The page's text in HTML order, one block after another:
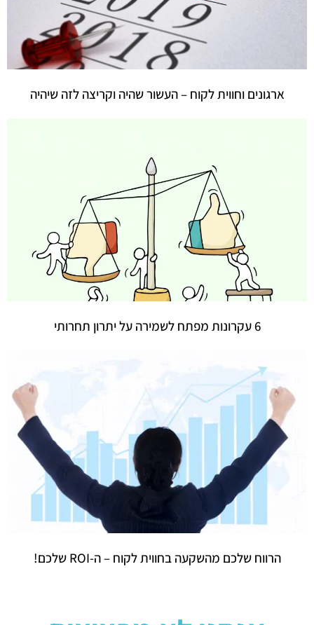
ארגונים וחווית לקוח – העשור שהיה וקריצה לזה שיהיה
6 עקרונות מפתח לשמירה על יתרון תחרותי
הרווח שלכם מהשקעה בחווית לקוח – ה-ROI שלכם!